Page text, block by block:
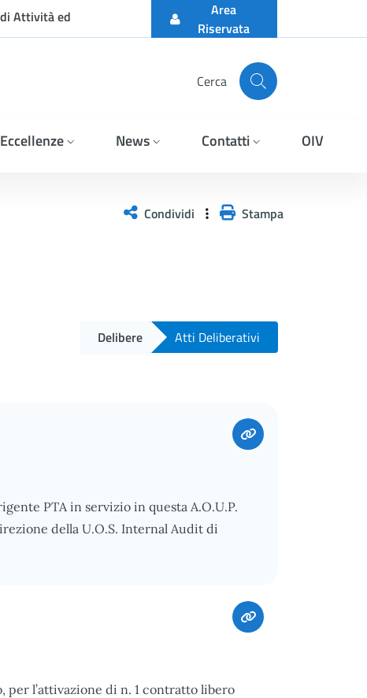
Attività ed
Area
Riservata
Cerca
Eccellenze News Contatti OIV
Condividi Stampa
Delibere Atti Deliberativi
PTA in servizio in questa A.O.U.P.
della U.O.S. Internal Audit di
l’attivazione di n. 1 contratto libero